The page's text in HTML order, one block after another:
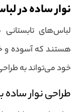
نوار ساده در
لباس‌های تابستانی
هستند که آسوده و
خود می‌تواند به
طراحی نوار ساده